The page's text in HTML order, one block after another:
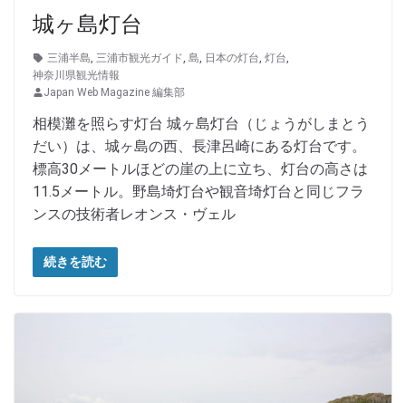
城ヶ島灯台
三浦半島 三浦市観光ガイド 島 日本の灯台 灯台
神奈川県観光情報
Japan Web Magazine 編集部
相模灘を照らす灯台 城ヶ島灯台（じょうがしまとう
だい）は、城ヶ島の西、長津呂崎にある灯台です。
標高30メートルほどの崖の上に立ち、灯台の高さは
11.5メートル。野島埼灯台や観音埼灯台と同じフラ
ンスの技術者レオンス・ヴェル
続きを読む